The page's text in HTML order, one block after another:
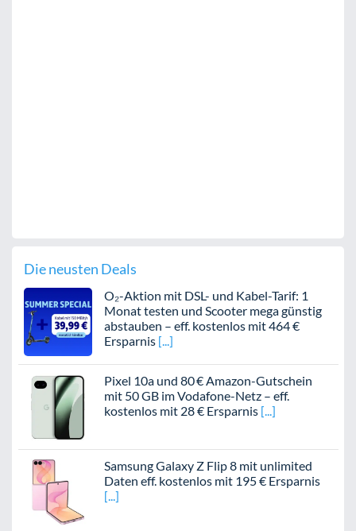
Die neusten Deals
O₂-Aktion mit DSL- und Kabel-Tarif: 1
Monat testen und Scooter mega günstig
abstauben – eff. kostenlos mit 464 €
Ersparnis
Pixel 10a und 80 € Amazon-Gutschein
mit 50 GB im Vodafone-Netz – eff.
kostenlos mit 28 € Ersparnis
Samsung Galaxy Z Flip 8 mit unlimited
Daten eff. kostenlos mit 195 € Ersparnis